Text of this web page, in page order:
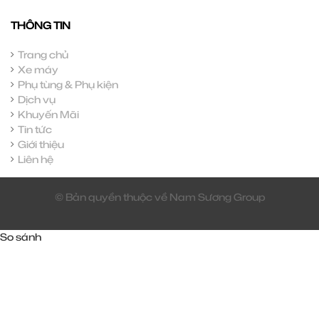
THÔNG TIN
Trang chủ
Xe máy
Phụ tùng & Phụ kiện
Dịch vụ
Khuyến Mãi
Tin tức
Giới thiệu
Liên hệ
© Bản quyền thuộc về Nam Sương Group
So sánh